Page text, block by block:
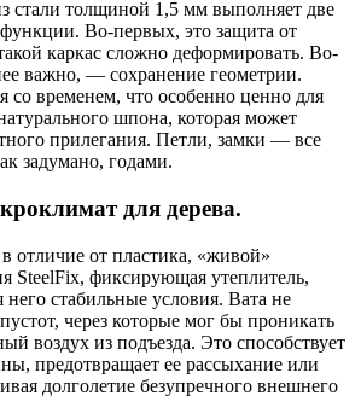
стали толщиной 1,5 мм выполняет две
Во-первых, это защита от
каркас сложно деформировать. Во-
важно, — сохранение геометрии.
со временем, что особенно ценно для
шпона, которая может
прилегания. Петли, замки — все
задумано, годами.
для дерева.
отличие от пластика, «живой»
SteelFix, фиксирующая утеплитель,
него стабильные условия. Вата не
через которые мог бы проникать
воздух из подъезда. Это способствует
предотвращает ее рассыхание или
долголетие безупречного внешнего